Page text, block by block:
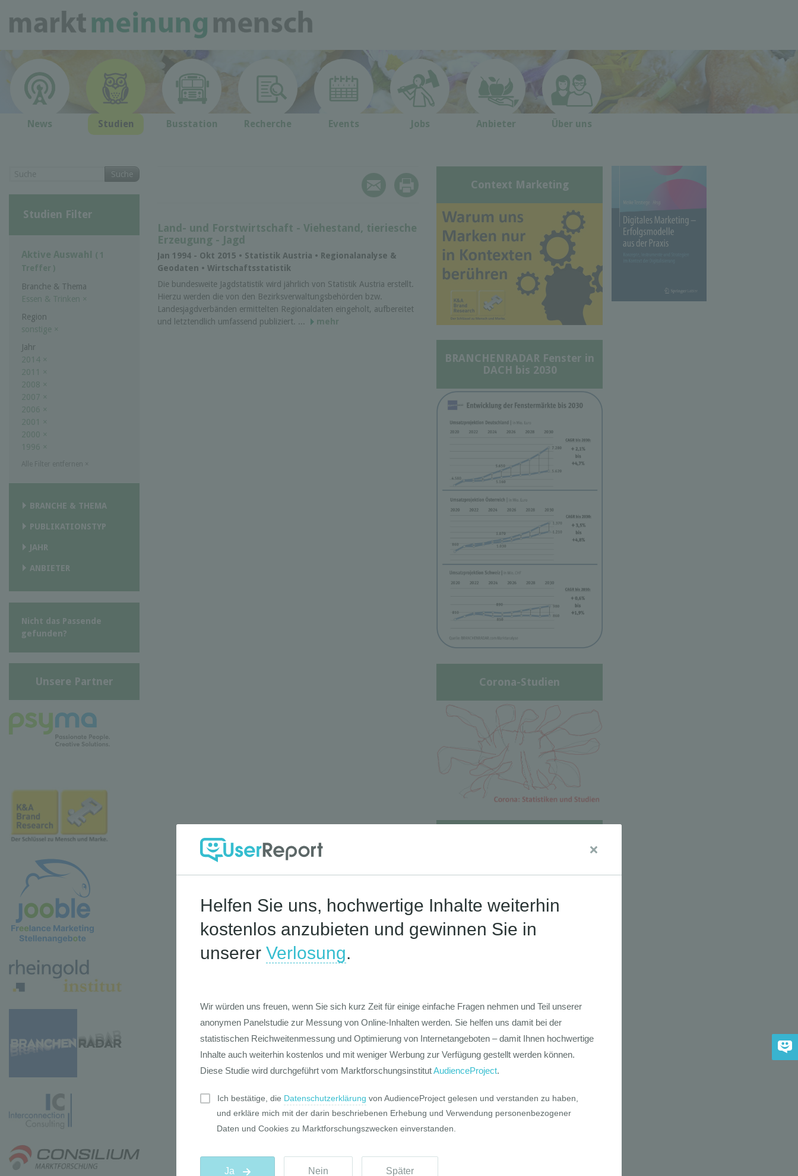
News Studien Busstation Recherche Events Jobs Anbieter Über uns
Land- und Forstwirtschaft - Viehestand, tieriesche
Erzeugung - Jagd
Jan 1994 - Okt 2015 • Statistik Austria • Regionalanalyse &
Geodaten • Wirtschaftsstatistik
Die bundesweite Jagdstatistik wird jährlich von Statistik Austria erstellt.
Hierzu werden die von den Bezirksverwaltungsbehörden bzw.
Landesjagdverbänden ermittelten Regionaldaten eingeholt, aufbereitet
und letztendlich umfassend publiziert. ...
mehr
Suche
Studien Filter
Aktive Auswahl ( 1
Treffer )
Branche & Thema
Essen & Trinken ×
Region
sonstige ×
Jahr
2014 ×
2011
×
2008 ×
2007 ×
2006 ×
2001
×
2000 ×
1996 ×
BRANCHE & THEMA
PUBLIKATIONSTYP
JAHR
ANBIETER
Nicht das Passende
gefunden?
Unsere Partner
Context Marketing
BRANCHENRADAR Fenster in
DACH bis 2030
Corona-Studien
Die GIM Fahrradfahrer-
Typologie